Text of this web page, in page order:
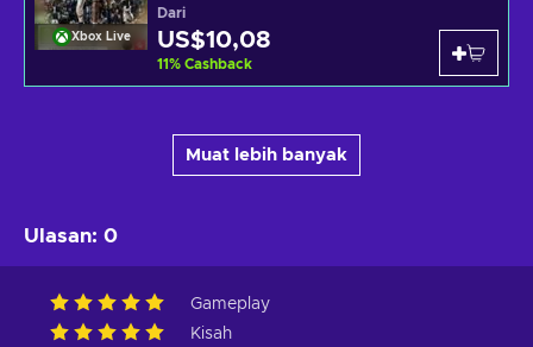
Xbox Live
Dari
US$10,08
11% Cashback
Muat lebih banyak
Ulasan: 0
Gameplay
Kisah